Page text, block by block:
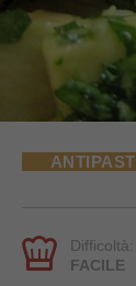
ANTIPASTI
Difficoltà:
FACILE